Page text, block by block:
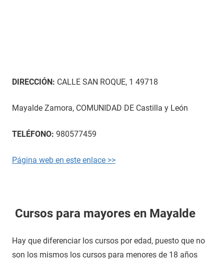
DIRECCIÓN: CALLE SAN ROQUE, 1 49718
Mayalde Zamora, COMUNIDAD DE Castilla y León
TELÉFONO: 980577459
Página web en este enlace >>
Cursos para mayores en Mayalde
Hay que diferenciar los cursos por edad, puesto que no
son los mismos los cursos para menores de 18 años